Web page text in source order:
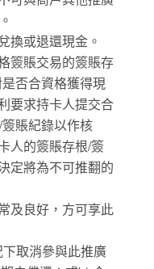
換或退還現金。
簽賬交易的簽賬存
否合資格獲得現
要求持卡人提交合
賬紀錄以作核
人的簽賬存根/簽
定將為不可推翻的
及良好，方可享此
取消參與此推廣